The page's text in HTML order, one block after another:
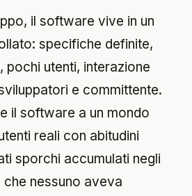
il software vive in un
specifiche definite,
pochi utenti, interazione
e committente.
il software a un mondo
reali con abitudini
sporchi accumulati negli
nessuno aveva